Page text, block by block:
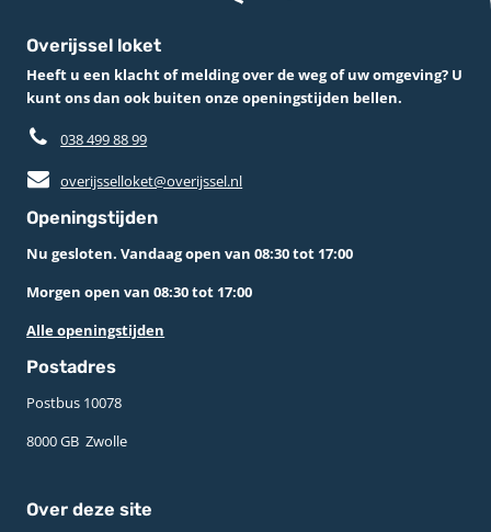
Overijssel loket
Heeft u een klacht of melding over de weg of uw omgeving? U
kunt ons dan ook buiten onze openingstijden bellen.
038 499 88 99
overijsselloket@overijssel.nl
Openingstijden
Nu gesloten. Vandaag open van 08:30 tot 17:00
Morgen open van 08:30 tot 17:00
Alle openingstijden
Postadres
Postbus 10078 ­
8000 GB ­ Zwolle
Over deze site